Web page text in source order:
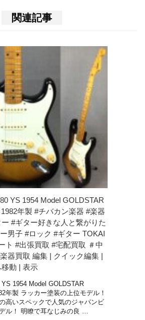
関連記事
YS 1954 Model GOLDSTAR
年製 #チバカン楽器 #楽器
#ギター好きな人と繋がりた
男子 #ロック #ギター TOKAI
ト #出張買取 #宅配買取 ＃中
器買取 編集 | クイック編集 |
移動 | 表示
1954 Model GOLDSTAR
年製 ラッカー塗装の上位モデル！
高いスペックで人気のジャパンビ
ル！ 明瞭で耳なじみの良 …